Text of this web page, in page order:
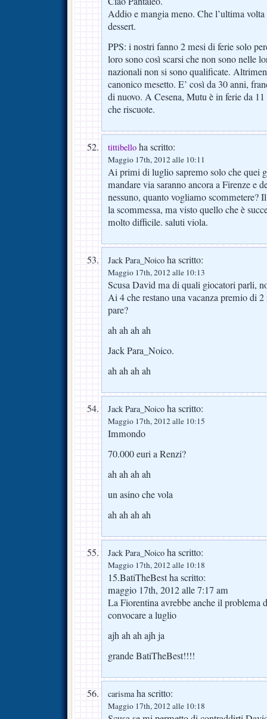
Addio e mangia meno. Che l’ultima
dessert.
PPS: i nostri fanno 2 mesi di ferie solo
loro sono così scarsi che non sono nelle
nazionali non si sono qualificate.
canonico mesetto. E’ così da 30 anni,
di nuovo. A Cesena, Mutu è in ferie da
che riscuote.
tittibello ha scritto:
Maggio 17th, 2012 alle 10:11
Ai primi di luglio sapremo solo che quei
mandare via saranno ancora a Firenze e
nessuno, quanto vogliamo scommetere?
la scommessa, ma visto quello che è
molto difficile. saluti viola.
Jack Para_Noico ha scritto:
Maggio 17th, 2012 alle 10:13
Scusa David ma di quali giocatori parli,
Ai 4 che restano una vacanza premio di
pare?
ah ah ah ah
Jack Para_Noico.
ah ah ah ah
Jack Para_Noico ha scritto:
Maggio 17th, 2012 alle 10:15
Immondo
70.000 euri a Renzi?
ah ah ah ah
un asino che vola
ah ah ah ah
Jack Para_Noico ha scritto:
Maggio 17th, 2012 alle 10:18
15.BatiTheBest ha scritto:
maggio 17th, 2012 alle 7:17 am
La Fiorentina avrebbe anche il problema
convocare a luglio
ajh ah ah ajh ja
grande BatiTheBest!!!!
carismaha scritto:
Maggio 17th, 2012 alle 10:18